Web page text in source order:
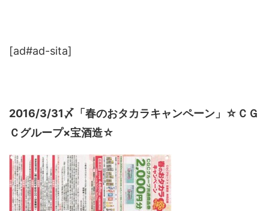
[ad#ad-sita]
2016/3/31〆「春のおタカラキャンペーン」☆ＣＧ
Ｃグループ×宝酒造☆